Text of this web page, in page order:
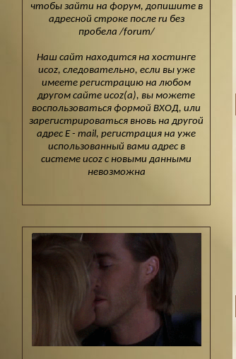
чтобы зайти на форум, допишите в
адресной строке после ru без
пробела /forum/
Наш сайт находится на хостинге
ucoz, следовательно, если вы уже
имеете регистрацию на любом
другом сайте ucoz(а), вы можете
воспользоваться формой ВХОД, или
зарегистрироваться вновь на другой
адрес E - mail, регистрация на уже
использованный вами адрес в
системе ucoz с новыми данными
невозможна